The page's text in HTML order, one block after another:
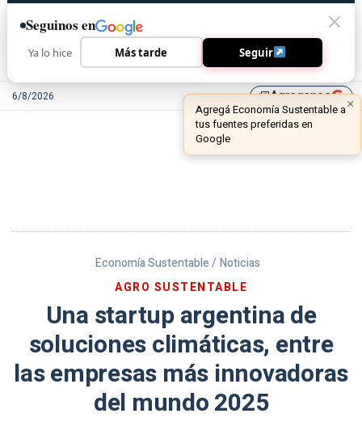
6/8/2026 library_addAgreganos
Economía Sustentable / Noticias
AGRO SUSTENTABLE
Una startup argentina de
soluciones climáticas, entre
las empresas más innovadoras
del mundo 2025
Seguinos en
Ya lo hice Más tarde Seguir